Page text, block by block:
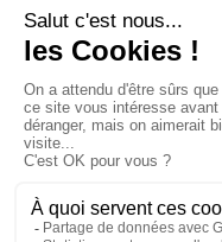
Menu
Nos réalisations
Nos produits
Nos services